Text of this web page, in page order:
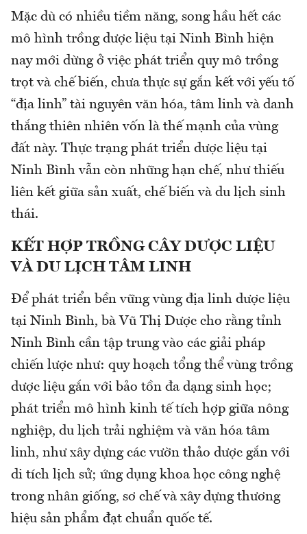
Mặc dù có nhiều tiềm năng, song hầu hết các
mô hình trồng dược liệu tại Ninh Bình hiện
nay mới dừng ở việc phát triển quy mô trồng
trọt và chế biến, chưa thực sự gắn kết với yếu tố
“địa linh” tài nguyên văn hóa, tâm linh và danh
thắng thiên nhiên vốn là thế mạnh của vùng
đất này. Thực trạng phát triển dược liệu tại
Ninh Bình vẫn còn những hạn chế, như thiếu
liên kết giữa sản xuất, chế biến và du lịch sinh
thái.
KẾT HỢP TRỒNG CÂY DƯỢC LIỆU
VÀ DU LỊCH TÂM LINH
Để phát triển bền vững vùng địa linh dược liệu
tại Ninh Bình, bà Vũ Thị Dược cho rằng tỉnh
Ninh Bình cần tập trung vào các giải pháp
chiến lược như: quy hoạch tổng thể vùng trồng
dược liệu gắn với bảo tồn đa dạng sinh học;
phát triển mô hình kinh tế tích hợp giữa nông
nghiệp, du lịch trải nghiệm và văn hóa tâm
linh, như xây dựng các vườn thảo dược gắn với
di tích lịch sử; ứng dụng khoa học công nghệ
trong nhân giống, sơ chế và xây dựng thương
hiệu sản phẩm đạt chuẩn quốc tế.